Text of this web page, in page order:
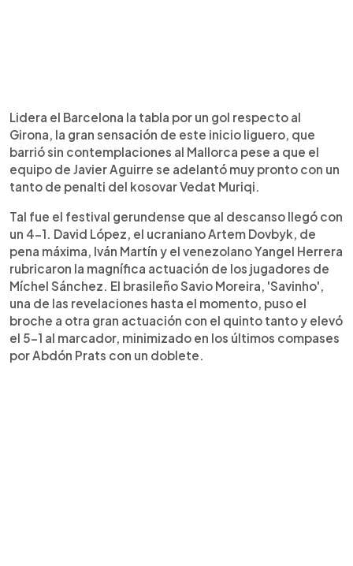
Lidera el Barcelona la tabla por un gol respecto al
Girona, la gran sensación de este inicio liguero, que
barrió sin contemplaciones al Mallorca pese a que el
equipo de Javier Aguirre se adelantó muy pronto con un
tanto de penalti del kosovar Vedat Muriqi.
Tal fue el festival gerundense que al descanso llegó con
un 4-1. David López, el ucraniano Artem Dovbyk, de
pena máxima, Iván Martín y el venezolano Yangel Herrera
rubricaron la magnífica actuación de los jugadores de
Míchel Sánchez. El brasileño Savio Moreira, 'Savinho',
una de las revelaciones hasta el momento, puso el
broche a otra gran actuación con el quinto tanto y elevó
el 5-1 al marcador, minimizado en los últimos compases
por Abdón Prats con un doblete.